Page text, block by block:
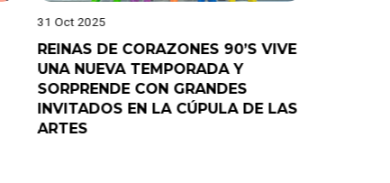
31 Oct 2025
REINAS DE CORAZONES 90’S VIVE
UNA NUEVA TEMPORADA Y
SORPRENDE CON GRANDES
INVITADOS EN LA CÚPULA DE LAS
ARTES